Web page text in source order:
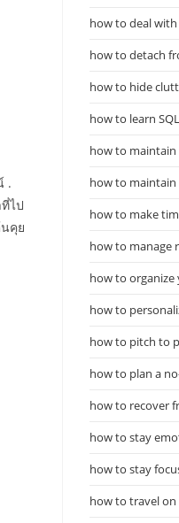
.
ไป
คุย
how to deal
how to detach
how to hide
how to learn
how to
how to
how to make
how to manage
how to
how to
how to pitch to
how to plan a
how to recover
how to stay
how to stay
how to travel